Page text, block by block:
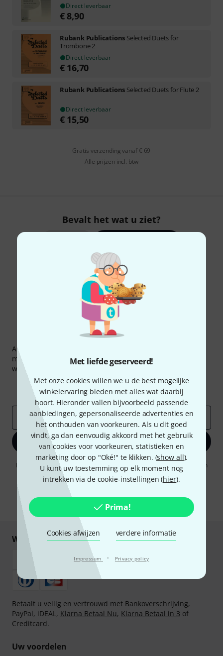
Met liefde geserveerd!
Met onze cookies willen we u de best mogelijke
winkelervaring bieden met alles wat daarbij
hoort. Hieronder vallen bijvoorbeeld passende
aanbiedingen, gepersonaliseerde advertenties en
het onthouden van voorkeuren. Als u dit goed
vindt, ga dan eenvoudig akkoord met het gebruik
van cookies voor voorkeuren, statistieken en
marketing door op "Oké!" te klikken. (show all).
U kunt uw toestemming op elk moment nog
intrekken via de cookie-instellingen (hier).
Prima!
Cookies afwijzen verdere informatie
Impressum · Privacy policy
Direct leverbaar
€ 8,90
Rubank Publications Selected Duets for
Trombone 2
Direct leverbaar
€ 16,70
Rubank Publications Selected Duets for Flute 2
Direct leverbaar
€ 15,50
Gratis verzending vanaf € 69
Alle prijzen incl. btw
Bevalt het wat u ziet?
Thomann nieuwsbrief
Abonneer u op de Thomann-nieuwsbrief in het Engels en
met een beetje geluk kunt u een van50 vouchers
waarde van
per stuk winnen!
Inspirerende bijdragen
Aanbiedingen
Thomann-inzichten
E-Mail adres*
Registreer nu
Door op "Registreer nu" te klikken, gaat u akkoord met het ontvangen
van e-mailreclame. U kunt zich op elk moment afmelden. Meer
informatie over de nieuwsbrief vindt u in onzerichtlijn
* Benodigd
Winkel en betaal veilig
Betaalt u veilig en vertrouwd met Bankoverschrijving,
PayPal, iDEAL, Klarna Betaal Nu, Klarna Betaal in 3 of
Creditcard.
Uw voordelen